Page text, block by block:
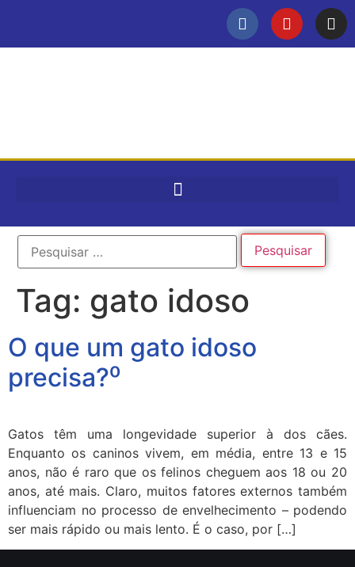
Tag: gato idoso
O que um gato idoso
precisa?⁰
Gatos têm uma longevidade superior à dos cães.
Enquanto os caninos vivem, em média, entre 13 e 15
anos, não é raro que os felinos cheguem aos 18 ou 20
anos, até mais. Claro, muitos fatores externos também
influenciam no processo de envelhecimento – podendo
ser mais rápido ou mais lento. É o caso, por […]